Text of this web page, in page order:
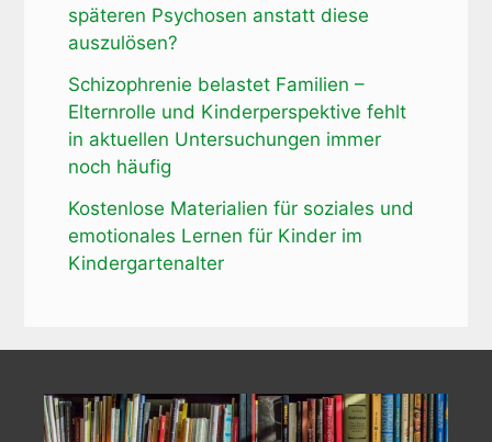
späteren Psychosen anstatt diese
auszulösen?
Schizophrenie belastet Familien –
Elternrolle und Kinderperspektive fehlt
in aktuellen Untersuchungen immer
noch häufig
Kostenlose Materialien für soziales und
emotionales Lernen für Kinder im
Kindergartenalter